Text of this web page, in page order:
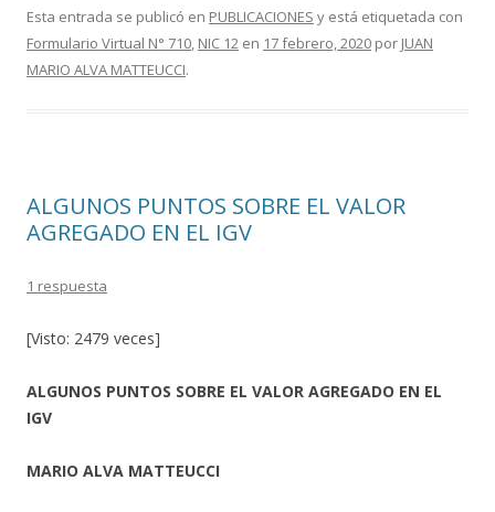
e
b
itt
er
m
p
Esta entrada se publicó en PUBLICACIONES y está etiquetada con
Formulario Virtual N° 710, NIC 12 en 17 febrero, 2020 por JUAN
MARIO ALVA MATTEUCCI.
ALGUNOS PUNTOS SOBRE EL VALOR
AGREGADO EN EL IGV
1 respuesta
[Visto: 2479 veces]
ALGUNOS PUNTOS SOBRE EL VALOR AGREGADO EN EL
IGV
MARIO ALVA MATTEUCCI